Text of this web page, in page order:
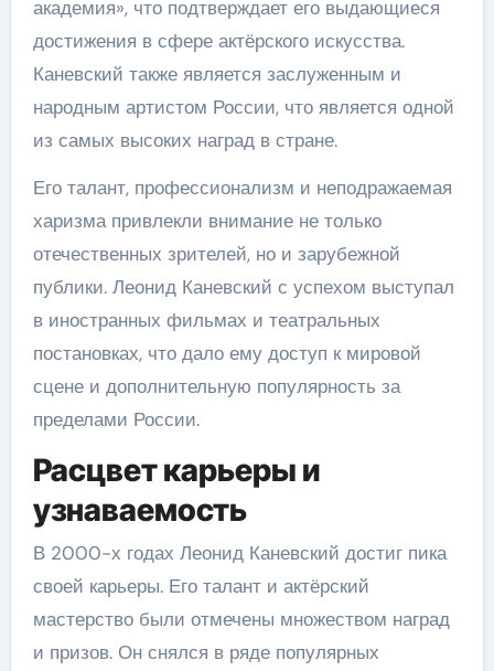
академия», что подтверждает его выдающиеся
достижения в сфере актёрского искусства.
Каневский также является заслуженным и
народным артистом России, что является одной
из самых высоких наград в стране.
Его талант, профессионализм и неподражаемая
харизма привлекли внимание не только
отечественных зрителей, но и зарубежной
публики. Леонид Каневский с успехом выступал
в иностранных фильмах и театральных
постановках, что дало ему доступ к мировой
сцене и дополнительную популярность за
пределами России.
Расцвет карьеры и
узнаваемость
В 2000-х годах Леонид Каневский достиг пика
своей карьеры. Его талант и актёрский
мастерство были отмечены множеством наград
и призов. Он снялся в ряде популярных